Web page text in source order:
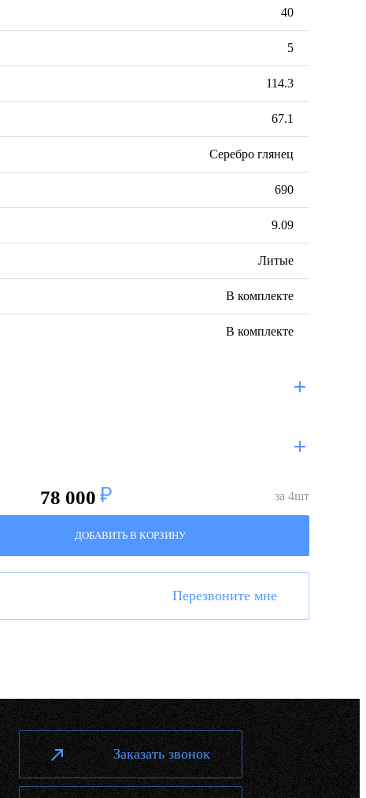
40
5
114.3
67.1
Серебро глянец
690
9.09
Литые
В комплекте
В комплекте
78 000 за 4шт
ДОБАВИТЬ В КОРЗИНУ
Перезвоните мне
Заказать звонок